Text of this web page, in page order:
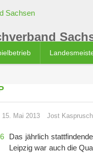
15. Mai 2013 Jost Kasprusch
Das jährlich
Leipzig war auch die